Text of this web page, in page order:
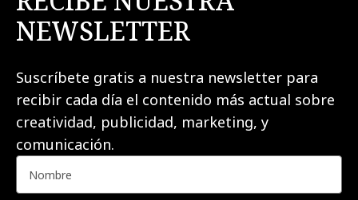
NEWSLETTER
Suscríbete gratis a nuestra newsletter para
recibir cada día el contenido más actual sobre
creatividad, publicidad, marketing, y
comunicación.